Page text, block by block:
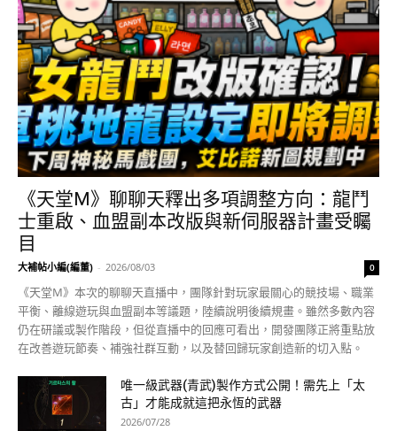
《天堂M》聊聊天釋出多項調整方向：龍鬥
士重啟、血盟副本改版與新伺服器計畫受矚
目
大補帖小編(編董) - 2026/08/03 0
《天堂M》本次的聊聊天直播中，團隊針對玩家最關心的競技場、職業
平衡、離線遊玩與血盟副本等議題，陸續說明後續規畫。雖然多數內容
仍在研議或製作階段，但從直播中的回應可看出，開發團隊正將重點放
在改善遊玩節奏、補強社群互動，以及替回歸玩家創造新的切入點。
唯一級武器(青武)製作方式公開！需先上「太
古」才能成就這把永恆的武器
2026/07/28